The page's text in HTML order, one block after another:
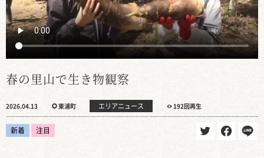
春の里山で生き物観察
2026.04.13 東浦町 エリアニュース 192回再生
新着 注目